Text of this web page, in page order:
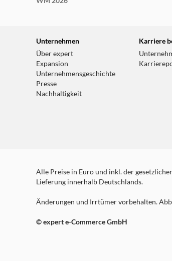
Unternehmen
Über expert
Expansion
Unternehmensgeschichte
Presse
Nachhaltigkeit
Karriere
Alle Preise in Euro und inkl. der
Lieferung innerhalb Deutschlands.
Änderungen und Irrtümer vorbehalten.
© expert e-Commerce GmbH